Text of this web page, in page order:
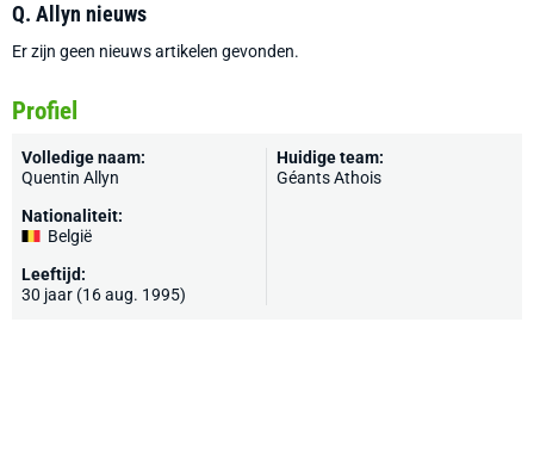
Q. Allyn nieuws
Er zijn geen nieuws artikelen gevonden.
Profiel
Volledige naam:
Quentin Allyn
Nationaliteit:
België
Leeftijd:
30 jaar (16 aug. 1995)
Huidige team:
Géants Athois